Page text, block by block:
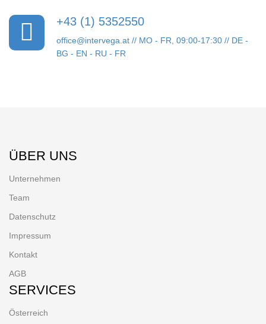
+43 (1) 5352550
office@intervega.at // MO - FR, 09:00-17:30 // DE -
BG - EN - RU - FR
ÜBER UNS
Unternehmen
Team
Datenschutz
Impressum
Kontakt
AGB
SERVICES
Österreich